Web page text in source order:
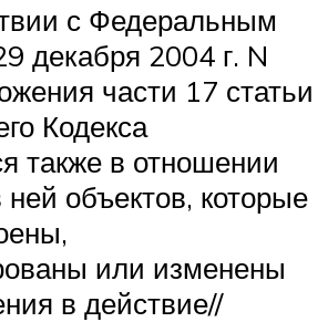
с Федеральным
декабря 2004 г. N
части 17 статьи
Кодекса
также в отношении
объектов, которые
или изменены
в действие//